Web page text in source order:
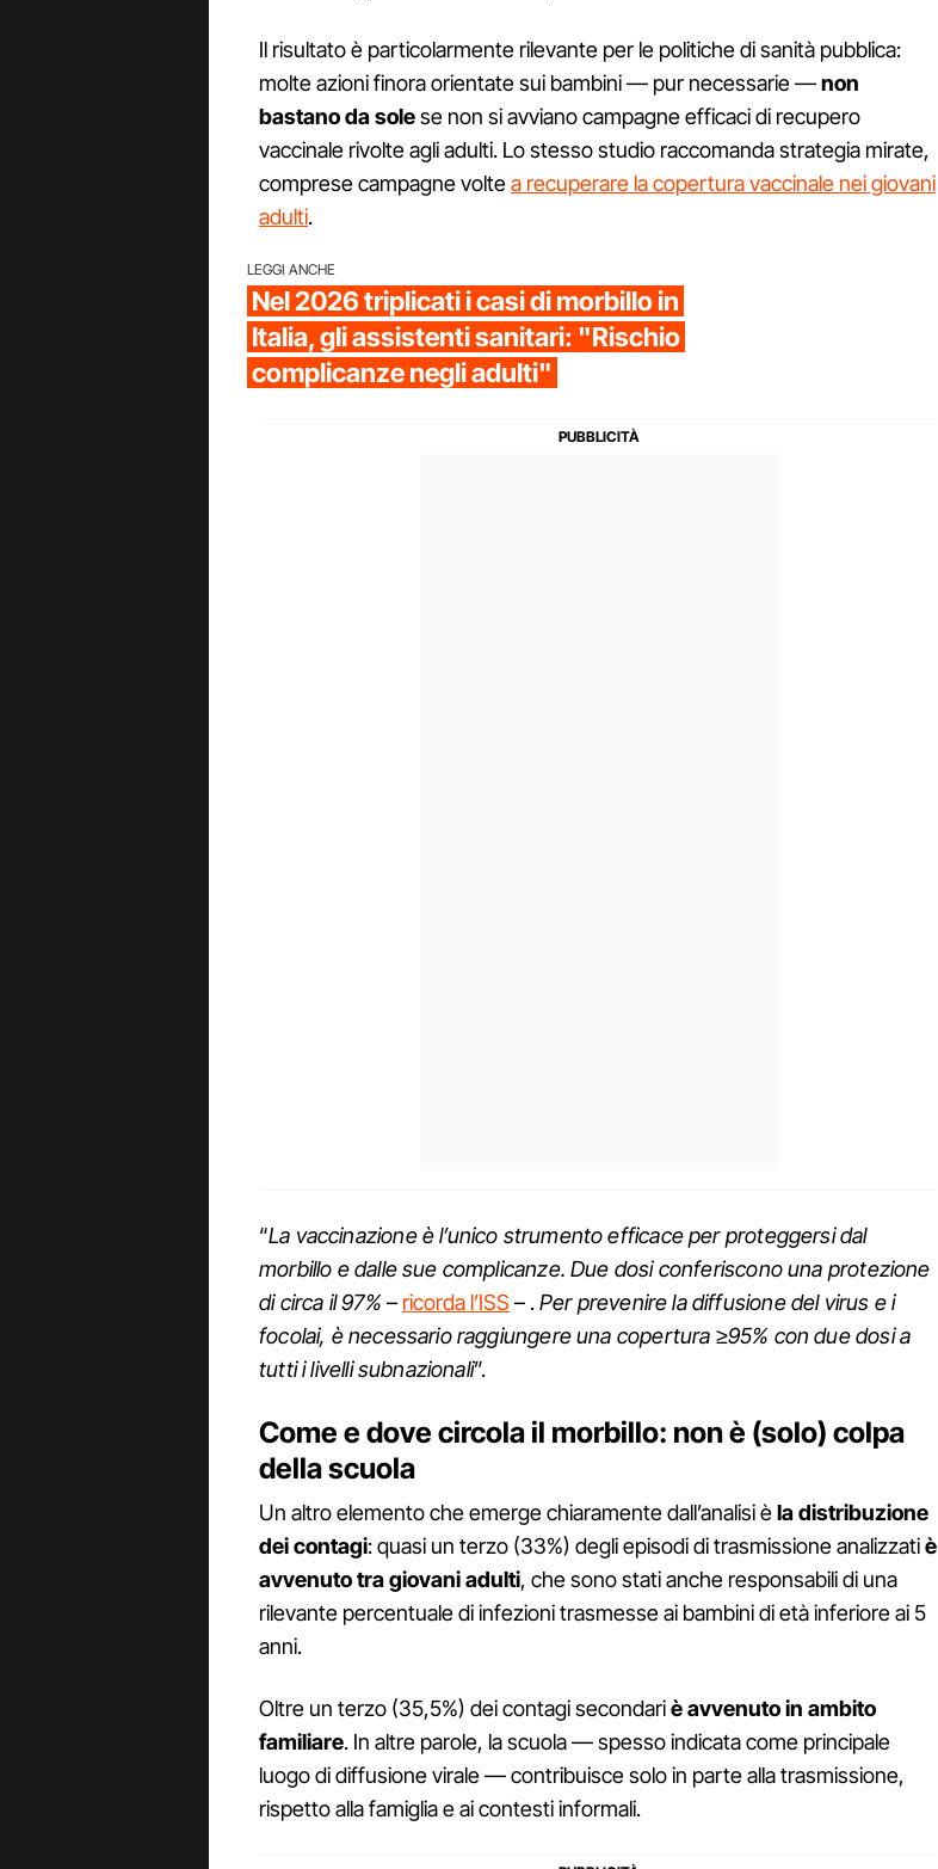
Il risultato è particolarmente rilevante per le politiche di sanità pubblica:
molte azioni finora orientate sui bambini — pur necessarie —non
bastano da solese non si avviano campagne efficaci di recupero
vaccinale rivolte agli adulti. Lo stesso studio raccomanda strategia mirate,
comprese campagne voltea recuperare la copertura vaccinale nei giovani
adulti.
LEGGI ANCHE
Nel 2026 triplicati i casi di morbillo in
Italia, gli assistenti sanitari: "Rischio
complicanze negli adulti"
“La vaccinazione è l’unico strumento efficace per proteggersi dal
morbillo e dalle sue complicanze. Due dosi conferiscono una protezione
di circa il 97% – ricorda l’ISS – .Per prevenire la diffusione del virus e i
focolai, è necessario raggiungere una copertura ≥95% con due dosi a
tutti i livelli subnazionali”.
Come e dove circola il morbillo: non è (solo) colpa
della scuola
Un altro elemento che emerge chiaramente dall’analisi èla distribuzione
dei contagi: quasi un terzo (33%) degli episodi di trasmissione analizzatiè
avvenuto tra giovani adulti, che sono stati anche responsabili di una
rilevante percentuale di infezioni trasmesse ai bambini di età inferiore ai 5
anni.
Oltre un terzo (35,5%) dei contagi secondariè avvenuto in ambito
familiare. In altre parole, la scuola — spesso indicata come principale
luogo di diffusione virale — contribuisce solo in parte alla trasmissione,
rispetto alla famiglia e ai contesti informali.